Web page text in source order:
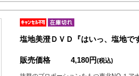
塩地美澄ＤＶＤ『はいっ、塩地で
販売価格 4,180円(税込)